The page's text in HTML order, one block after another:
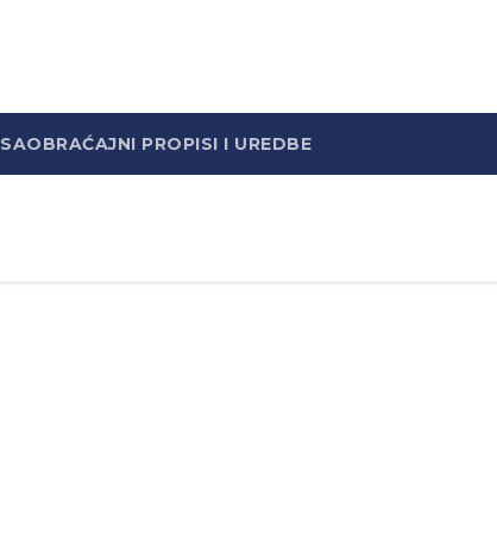
SAOBRAĆAJNI PROPISI I UREDBE